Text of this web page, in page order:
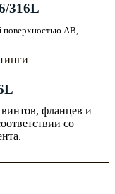
316L
поверхностью AB,
фланцев и
со